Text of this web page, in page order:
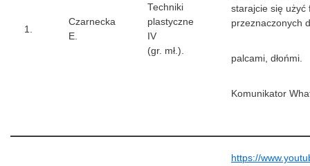
1.
Czarnecka
E.
Techniki
plastyczne
IV
(gr. mł.).
starajcie się użyć
przeznaczonych
palcami, dłońmi.
Komunikator
https://